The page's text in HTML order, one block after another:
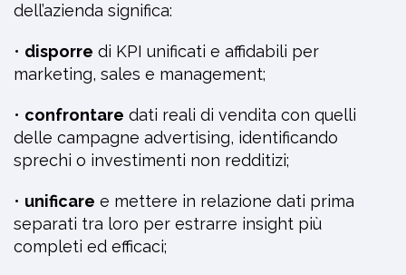
dell’azienda significa:
• disporre di KPI unificati e affidabili per
marketing, sales e management;
• confrontare dati reali di vendita con quelli
delle campagne advertising, identificando
sprechi o investimenti non redditizi;
• unificare e mettere in relazione dati prima
separati tra loro per estrarre insight più
completi ed efficaci;